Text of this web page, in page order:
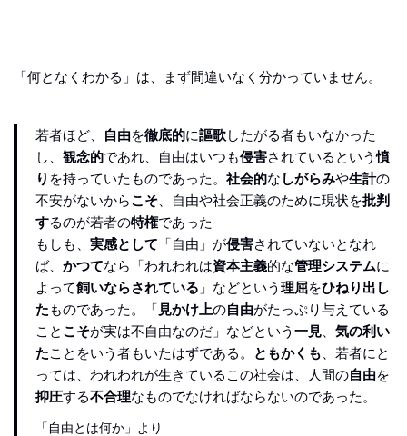
「何となくわかる」は、まず間違いなく分かっていません。
若者ほど、 自由を徹底的に謳歌したがる者もいなかった
し、 観念的であれ、自由はいつも侵害されているという憤
り を持っていたものであった。 社会的な しがらみや生計の
不安がないからこそ 、自由や社会正義のために現状を批判
するのが若者の特権であった
もしも、 実感として 「自由」が侵害されていないとなれ
ば、 かつてなら「われわれは資本主義的な管理システムに
よって飼いならされている 」などという 理屈をひねり出し
たものであった。「 見かけ上の自由がたっぷり与えている
こと こそが実は不自由なのだ」などという 一見
気の利い
たことをいう者もいたはずである。 ともかくも 、若者にと
っては、われわれが生きているこの社会は、人間の自由を
抑圧する不合理なものでなければならないのであった。
「自由とは何か」より